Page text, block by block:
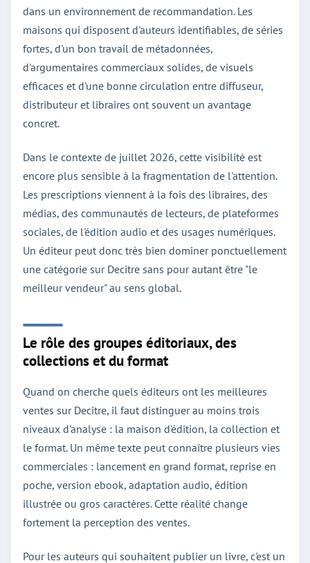
dans un environnement de recommandation. Les
maisons qui disposent d'auteurs identifiables, de séries
fortes, d'un bon travail de métadonnées,
d'argumentaires commerciaux solides, de visuels
efficaces et d'une bonne circulation entre diffuseur,
distributeur et libraires ont souvent un avantage
concret.
Dans le contexte de juillet 2026, cette visibilité est
encore plus sensible à la fragmentation de l'attention.
Les prescriptions viennent à la fois des libraires, des
médias, des communautés de lecteurs, de plateformes
sociales, de l'édition audio et des usages numériques.
Un éditeur peut donc très bien dominer ponctuellement
une catégorie sur Decitre sans pour autant être "le
meilleur vendeur" au sens global.
Le rôle des groupes éditoriaux, des
collections et du format
Quand on cherche quels éditeurs ont les meilleures
ventes sur Decitre, il faut distinguer au moins trois
niveaux d'analyse : la maison d'édition, la collection et
le format. Un même texte peut connaître plusieurs vies
commerciales : lancement en grand format, reprise en
poche, version ebook, adaptation audio, édition
illustrée ou gros caractères. Cette réalité change
fortement la perception des ventes.
Pour les auteurs qui souhaitent publier un livre, c'est un